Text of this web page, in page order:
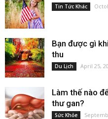
Tin Tức Khác
Bạn được gì
thu
Du Lịch April 25,
Làm thế nào
thư gan?
Sức Khỏe